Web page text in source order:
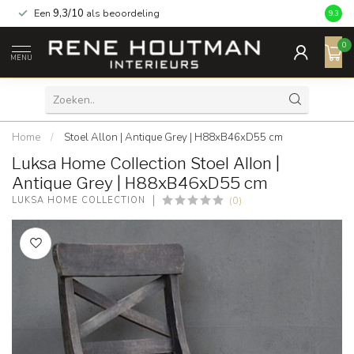
Een 9,3/10 als beoordeling 9.3
MENU
0
Home / Stoel Allon | Antique Grey | H88xB46xD55 cm
Luksa Home Collection Stoel Allon |
Antique Grey | H88xB46xD55 cm
LUKSA HOME COLLECTION (0)